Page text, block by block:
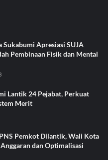
Sukabumi Apresiasi SUJA
Pembinaan Fisik dan Mental
Lantik 24 Pejabat, Perkuat
Merit
Pemkot Dilantik, Wali Kota
dan Optimalisasi